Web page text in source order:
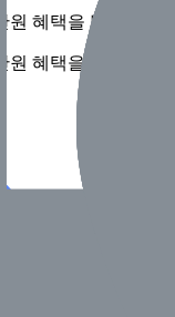
혜택을 받아보세요
혜택을 받아보세요